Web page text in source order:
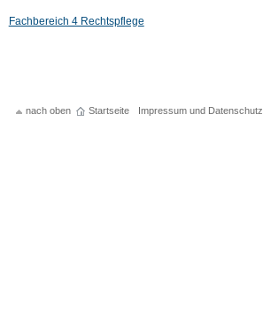
Fachbereich 4 Rechtspflege
nach oben Startseite Impressum und Datenschutz